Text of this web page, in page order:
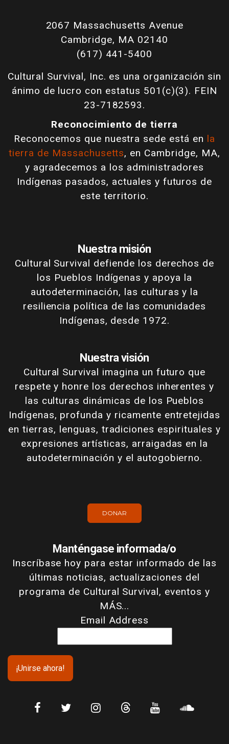
2067 Massachusetts Avenue
Cambridge, MA 02140
(617) 441-5400
Cultural Survival, Inc. es una organización sin
ánimo de lucro con estatus 501(c)(3). FEIN
23-7182593.
Reconocimiento de tierra
Reconocemos que nuestra sede está en la
tierra de Massachusetts, en Cambridge, MA,
y agradecemos a los administradores
Indígenas pasados, actuales y futuros de
este territorio.
Nuestra misión
Cultural Survival defiende los derechos de
los Pueblos Indígenas y apoya la
autodeterminación, las culturas y la
resiliencia política de las comunidades
Indígenas, desde 1972.
Nuestra visión
Cultural Survival imagina un futuro que
respete y honre los derechos inherentes y
las culturas dinámicas de los Pueblos
Indígenas, profunda y ricamente entretejidas
en tierras, lenguas, tradiciones espirituales y
expresiones artísticas, arraigadas en la
autodeterminación y el autogobierno.
DONAR
Manténgase informada/o
Inscríbase hoy para estar informado de las
últimas noticias, actualizaciones del
programa de Cultural Survival, eventos y
MÁS...
Email Address